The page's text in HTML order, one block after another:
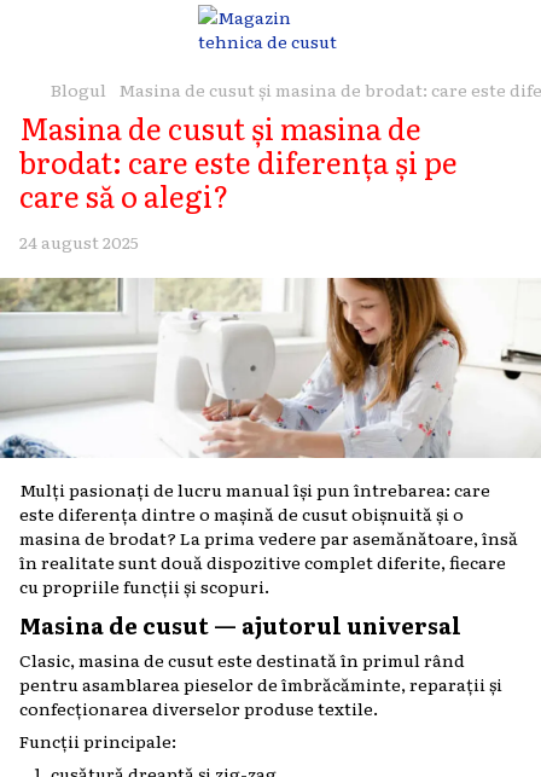
Blogul Masina de cusut și masina de brodat: care este
Masina de cusut și masina de
brodat: care este diferența și pe
care să o alegi?
24 august 2025
Mulți pasionați de lucru manual își pun întrebarea: care
este diferența dintre o mașină de cusut obișnuită și o
masina de brodat? La prima vedere par asemănătoare, însă
în realitate sunt două dispozitive complet diferite, fiecare
cu propriile funcții și scopuri.
Masina de cusut — ajutorul universal
Clasic, masina de cusut este destinată în primul rând
pentru asamblarea pieselor de îmbrăcăminte, reparații și
confecționarea diverselor produse textile.
Funcții principale: